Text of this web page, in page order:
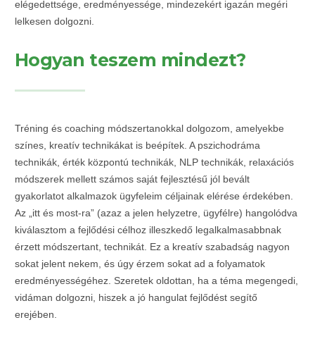
elégedettsége, eredményessége, mindezekért igazán megéri
lelkesen dolgozni.
Hogyan teszem mindezt?
Tréning és coaching módszertanokkal dolgozom, amelyekbe
színes, kreatív technikákat is beépítek. A pszichodráma
technikák, érték központú technikák, NLP technikák, relaxációs
módszerek mellett számos saját fejlesztésű jól bevált
gyakorlatot alkalmazok ügyfeleim céljainak elérése érdekében.
Az „itt és most-ra” (azaz a jelen helyzetre, ügyfélre) hangolódva
kiválasztom a fejlődési célhoz illeszkedő legalkalmasabbnak
érzett módszertant, technikát. Ez a kreatív szabadság nagyon
sokat jelent nekem, és úgy érzem sokat ad a folyamatok
eredményességéhez. Szeretek oldottan, ha a téma megengedi,
vidáman dolgozni, hiszek a jó hangulat fejlődést segítő
erejében.